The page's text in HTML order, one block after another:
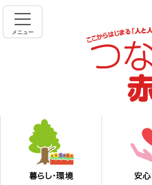
メニュー